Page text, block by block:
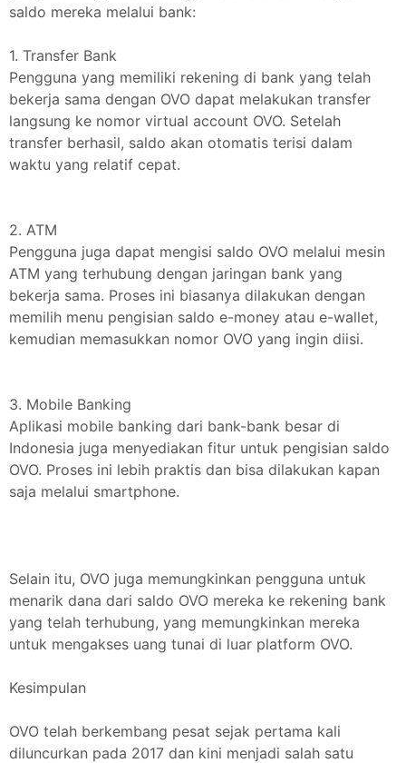
saldo mereka melalui bank:
1. Transfer Bank
Pengguna yang memiliki rekening di bank yang telah
bekerja sama dengan OVO dapat melakukan transfer
langsung ke nomor virtual account OVO. Setelah
transfer berhasil, saldo akan otomatis terisi dalam
waktu yang relatif cepat.
2. ATM
Pengguna juga dapat mengisi saldo OVO melalui mesin
ATM yang terhubung dengan jaringan bank yang
bekerja sama. Proses ini biasanya dilakukan dengan
memilih menu pengisian saldo e-money atau e-wallet,
kemudian memasukkan nomor OVO yang ingin diisi.
3. Mobile Banking
Aplikasi mobile banking dari bank-bank besar di
Indonesia juga menyediakan fitur untuk pengisian saldo
OVO. Proses ini lebih praktis dan bisa dilakukan kapan
saja melalui smartphone.
Selain itu, OVO juga memungkinkan pengguna untuk
menarik dana dari saldo OVO mereka ke rekening bank
yang telah terhubung, yang memungkinkan mereka
untuk mengakses uang tunai di luar platform OVO.
Kesimpulan
OVO telah berkembang pesat sejak pertama kali
diluncurkan pada 2017 dan kini menjadi salah satu